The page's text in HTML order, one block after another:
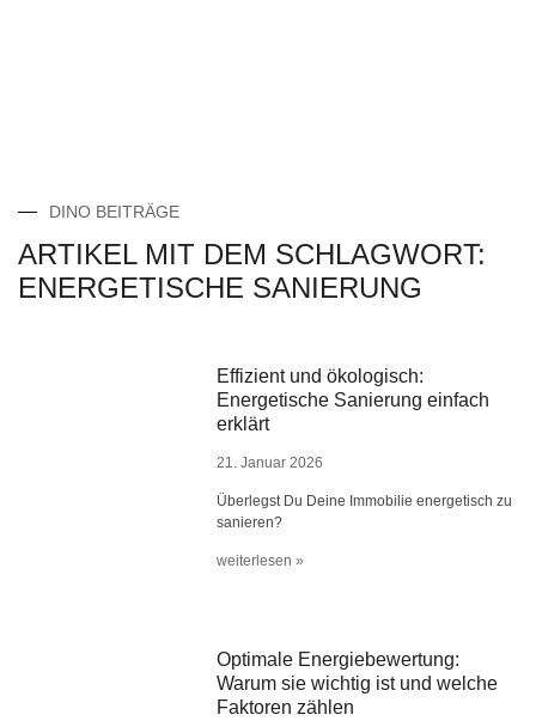
DINO BEITRÄGE
ARTIKEL MIT DEM SCHLAGWORT:
ENERGETISCHE SANIERUNG
Effizient und ökologisch:
Energetische Sanierung einfach
erklärt
21. Januar 2026
Überlegst Du Deine Immobilie energetisch zu
sanieren?
weiterlesen »
Optimale Energiebewertung:
Warum sie wichtig ist und welche
Faktoren zählen